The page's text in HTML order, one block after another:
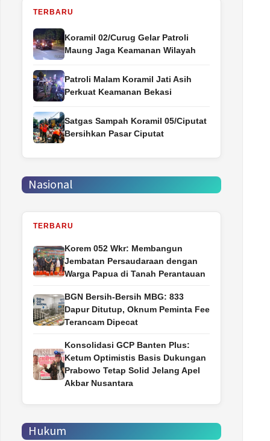
TERBARU
Koramil 02/Curug Gelar Patroli
Maung Jaga Keamanan Wilayah
Patroli Malam Koramil Jati Asih
Perkuat Keamanan Bekasi
Satgas Sampah Koramil 05/Ciputat
Bersihkan Pasar Ciputat
Nasional
TERBARU
Korem 052 Wkr: Membangun
Jembatan Persaudaraan dengan
Warga Papua di Tanah Perantauan
BGN Bersih-Bersih MBG: 833
Dapur Ditutup, Oknum Peminta Fee
Terancam Dipecat
Konsolidasi GCP Banten Plus:
Ketum Optimistis Basis Dukungan
Prabowo Tetap Solid Jelang Apel
Akbar Nusantara
Hukum